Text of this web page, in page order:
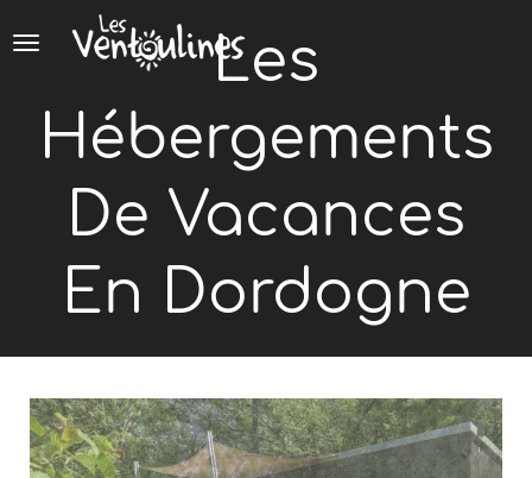
Les
Hébergements
De Vacances
En Dordogne
Panneau de gestion des cookies